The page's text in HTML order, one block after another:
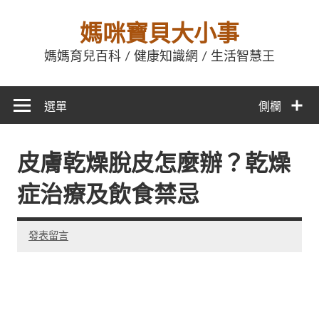
媽咪寶貝大小事
媽媽育兒百科 / 健康知識網 / 生活智慧王
側欄
選單
皮膚乾燥脫皮怎麼辦？乾燥
症治療及飲食禁忌
發表留言